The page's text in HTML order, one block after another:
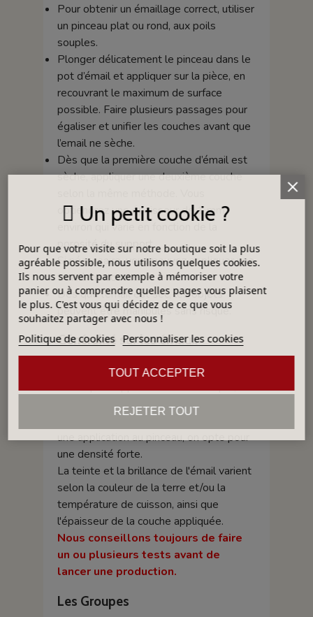
Pour obtenir un émaillage correct, utiliser
un pinceau plat ou rond, aux poils
souples.
Plonger délicatement le pinceau dans le
pot d’émail et appliquer sur la pièce, en
recouvrant le maximum de surface
possible. Faire plusieurs passages pour
égaliser et unifier les couches avant que
l’email ne sèche.
Dès que la première couche d’émail est
sèche, appliquer une deuxième couche
obtiendrez une épaisseur de 1 mm
environ qui varie en fonction de la
porosité du support.
Si nécessaire, vous pouvez appliquer une
troisième couche.
Dès que l’émail est sec, les objets
peuvent être manipulés sans risque.
Généralité sur les émaux
La densité d’un émail dépend de la
technique d'application. Par exemple,
pour une application par trempage, on
une application au pinceau, on opte pour
une densité forte.
La teinte et la brillance de l'émail varient
selon la couleur de la terre et/ou la
température de cuisson, ainsi que
l'épaisseur de la couche appliquée.
Nous conseillons toujours de faire
un ou plusieurs tests avant de
lancer une production.
Les Groupes
Un petit cookie ?
Pour que votre visite sur notre boutique soit la plus
agréable possible, nous utilisons quelques cookies.
Ils nous servent par exemple à mémoriser votre
panier ou à comprendre quelles pages vous plaisent
le plus. C'est vous qui décidez de ce que vous
souhaitez partager avec nous !
Politique de cookies Personnaliser les cookies
REJETER TOUT
TOUT ACCEPTER